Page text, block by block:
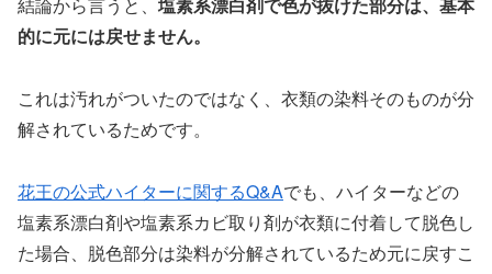
的に元には戻せません。
これは汚れがついたのではなく、衣類の染料そのものが分
解されているためです。
花王の公式ハイターに関するQ&Aでも、ハイターなどの
塩素系漂白剤や塩素系カビ取り剤が衣類に付着して脱色し
た場合、脱色部分は染料が分解されているため元に戻すこ